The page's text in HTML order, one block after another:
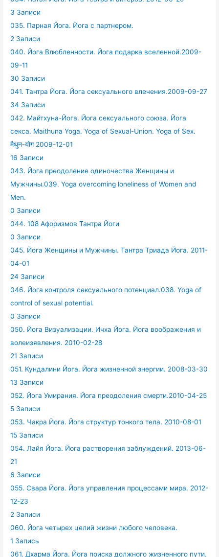
3 Записи
035. Парная Йога. Йога с партнером.
2 Записи
040. Йога Влюбленности. Йога подарка вселенной.2009-
09-11
30 Записи
041. Тантра Йога. Йога сексуального влечения.2009-09-27
34 Записи
042. Майтхуна-Йога. Йога сексуального союза. Йога
секса. Maithuna Yoga. Yoga of Sexual-Union. Yoga of Sex.
मैथुन-योग 2009-12-01
16 Записи
043. Йога преодоление одиночества Женщины и
Мужчины.039. Yoga overcoming loneliness of Women and
Men.
0 Записи
044. 108 Афоризмов Тантра Йоги
0 Записи
045. Йога Женщины и Мужчины. Тантра Триада Йога. 2011-
04-01
24 Записи
046. Йога контроля сексуального потенциал.038. Yoga of
control of sexual potential.
0 Записи
050. Йога Визуализации. Ичха Йога. Йога воображения и
волеизявления. 2010-02-28
21 Записи
051. Кундалини Йога. Йога жизненной энергии. 2008-03-30
13 Записи
052. Йога Умирания. Йога преодоления смерти.2010-04-25
5 Записи
053. Чакра Йога. Йога структур тонкого тела. 2010-08-01
15 Записи
054. Лайя Йога. Йога растворения заблуждений. 2013-06-
21
6 Записи
055. Свара Йога. Йога управления процессами мира. 2012-
12-23
2 Записи
060. Йога четырех целий жизни любого человека.
1 Запись
061. Дхарма Йога. Йога поиска должного жизненного пути.